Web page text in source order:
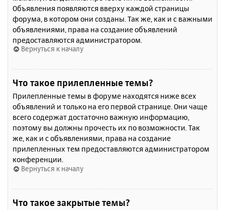
Объявления появляются вверху каждой страницы
форума, в котором они созданы. Так же, как и с важными
объявлениями, права на создание объявлений
предоставляются администратором.
Вернуться к началу
Что такое прилепленные темы?
Прилепленные темы в форуме находятся ниже всех
объявлений и только на его первой странице. Они чаще
всего содержат достаточно важную информацию,
поэтому вы должны прочесть их по возможности. Так
же, как и с объявлениями, права на создание
прилепленных тем предоставляются администратором
конференции.
Вернуться к началу
Что такое закрытые темы?